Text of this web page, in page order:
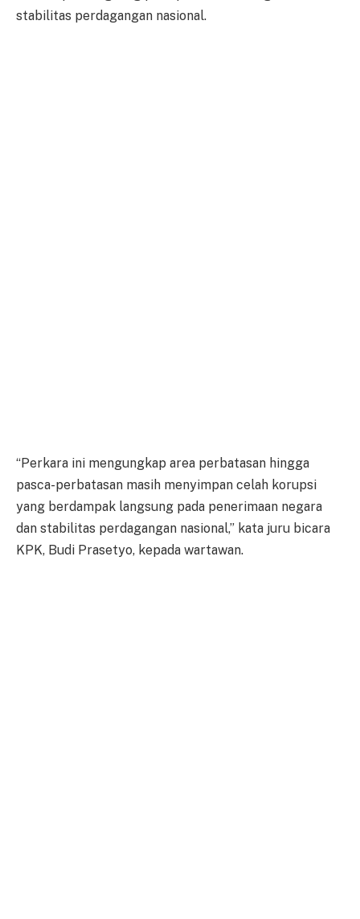
stabilitas perdagangan nasional.
“Perkara ini mengungkap area perbatasan hingga
pasca-perbatasan masih menyimpan celah korupsi
yang berdampak langsung pada penerimaan negara
dan stabilitas perdagangan nasional,” kata juru bicara
KPK, Budi Prasetyo, kepada wartawan.